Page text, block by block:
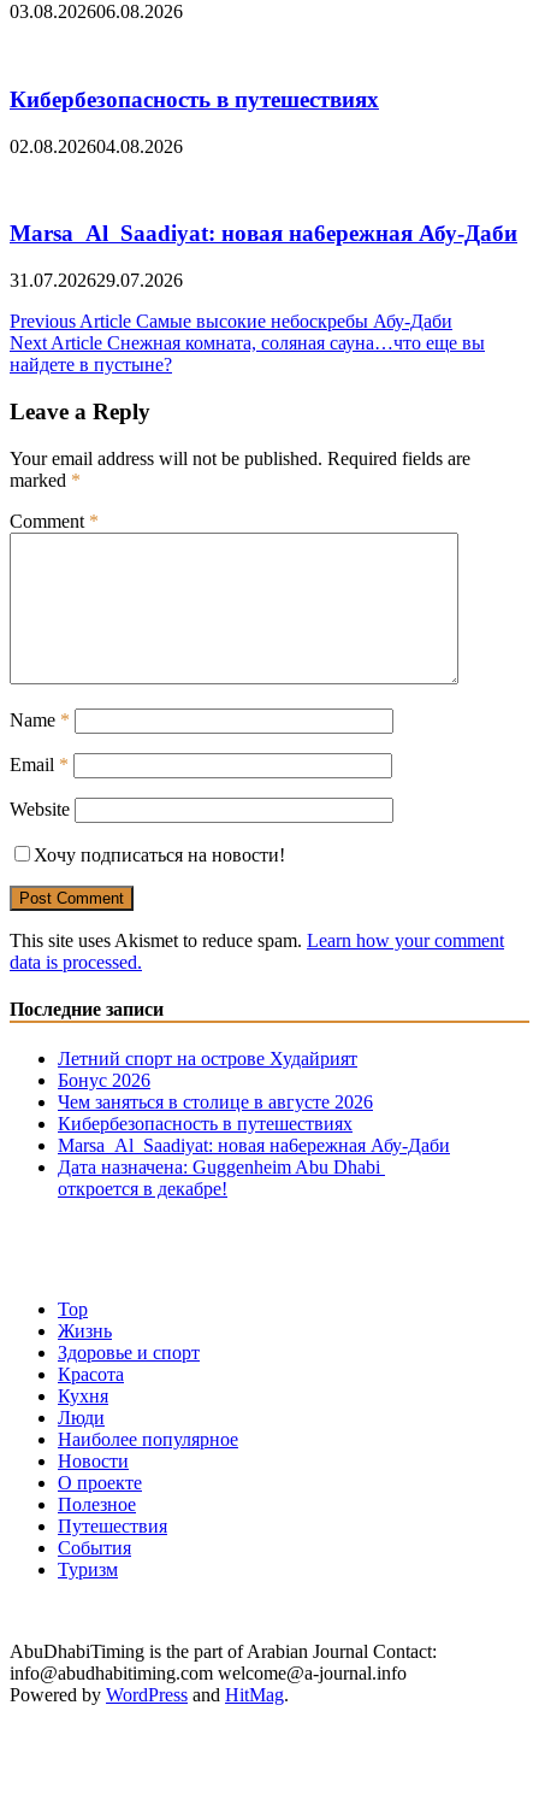
03.08.202606.08.2026
Кибербезопасность в путешествиях
02.08.202604.08.2026
Marsa Al Saadiyat: новая на6ережная Абу-Даби
31.07.202629.07.2026
Post
navigation
Previous Article Самые высокие небоскребы Абу-Даби
Next Article Снежная комната, соляная сауна…что еще вы
найдете в пустыне?
Leave a Reply
Your email address will not be published. Required fields are
marked *
Comment *
Name *
Email *
Website
Хочу подписаться на новости!
This site uses Akismet to reduce spam. Learn how your comment
data is processed.
Последние записи
Летний спорт на острове Худайрият
Бонус 2026
Чем заняться в столице в августе 2026
Кибербезопасность в путешествиях
Marsa Al Saadiyat: новая на6ережная Абу-Даби
Дата назначена: Guggenheim Abu Dhabi
откроется в декабре!
Top
Жизнь
Здоровье и спорт
Красота
Кухня
Люди
Наиболее популярное
Новости
О проекте
Полезное
Путешествия
События
Туризм
AbuDhabiTiming is the part of Arabian Journal Contact:
info@abudhabitiming.com welcome@a-journal.info
Powered by WordPress and HitMag.